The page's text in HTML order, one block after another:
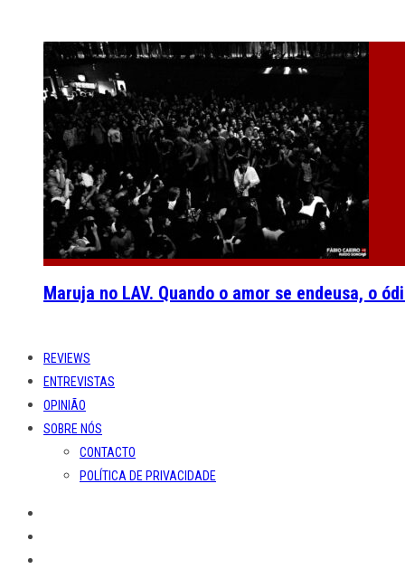
Maruja no LAV. Quando o amor se endeusa, o
REVIEWS
ENTREVISTAS
OPINIÃO
SOBRE NÓS
CONTACTO
POLÍTICA DE PRIVACIDADE